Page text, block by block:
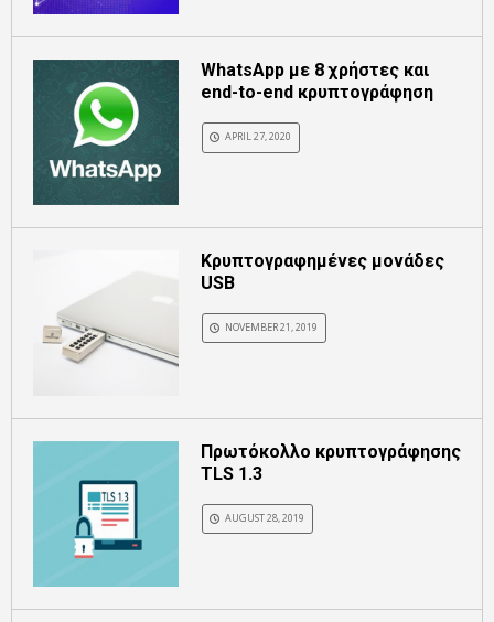
WhatsApp με 8 χρήστες και
end-to-end κρυπτογράφηση
APRIL 27, 2020
Κρυπτογραφημένες μονάδες
USB
NOVEMBER 21, 2019
Πρωτόκολλο κρυπτογράφησης
TLS 1.3
AUGUST 28, 2019